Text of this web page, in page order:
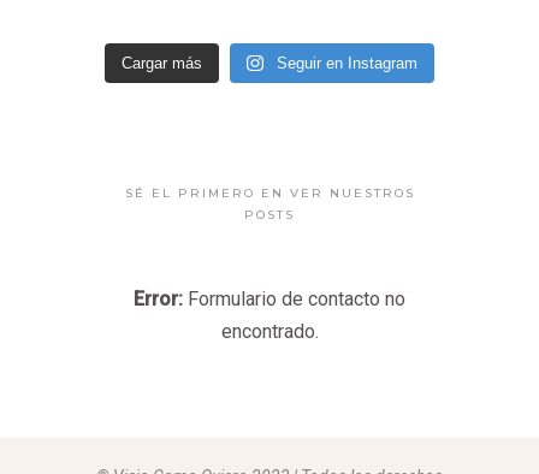
Cargar más Seguir en Instagram
SÉ EL PRIMERO EN VER NUESTROS
POSTS
Error: Formulario de contacto no
encontrado.